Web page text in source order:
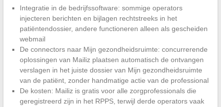
Integratie in de bedrijfssoftware: sommige operators
injecteren berichten en bijlagen rechtstreeks in het
patiëntendossier, andere functioneren alleen als gescheiden
webmail
De connectors naar Mijn gezondheidsruimte: concurrerende
oplossingen van Mailiz plaatsen automatisch de ontvangen
verslagen in het juiste dossier van Mijn gezondheidsruimte
van de patiënt, zonder handmatige actie van de professional
De kosten: Mailiz is gratis voor alle zorgprofessionals die
geregistreerd zijn in het RPPS, terwijl derde operators vaak